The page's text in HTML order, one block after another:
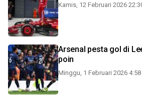
Kamis, 12 Februari 2026
Arsenal pesta gol di
poin
Minggu, 1 Februari 2026 4:58